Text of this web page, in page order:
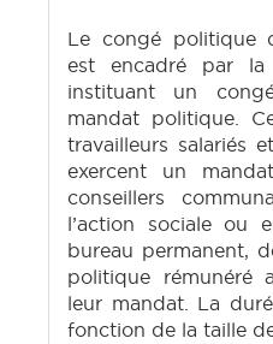
Le congé politique
est encadré par
instituant un
mandat politique.
travailleurs salariés
exercent un
conseillers
l’action sociale ou
bureau permanent,
politique rémunéré
leur mandat. La
fonction de la taille